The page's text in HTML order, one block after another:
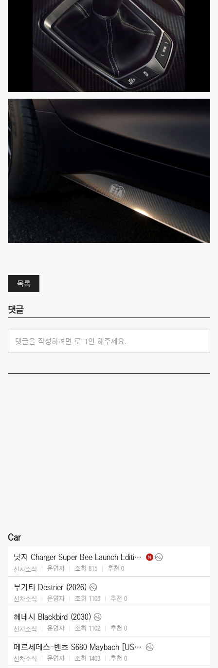
목록
댓글
댓글을 작성하려면 로그인 해주세요.
Car
닷지 Charger Super Bee Launch Edition (2027)
신차소식 운영자 조회 815 추천 0
부가티 Destrier (2026)
신차소식 운영자 조회 1105 추천 0
헤네시 Blackbird (2030)
신차소식 운영자 조회 1102 추천 0
메르세데스-벤츠 S680 Maybach [US] (2027)
신차소식 운영자 조회 1403 추천 0